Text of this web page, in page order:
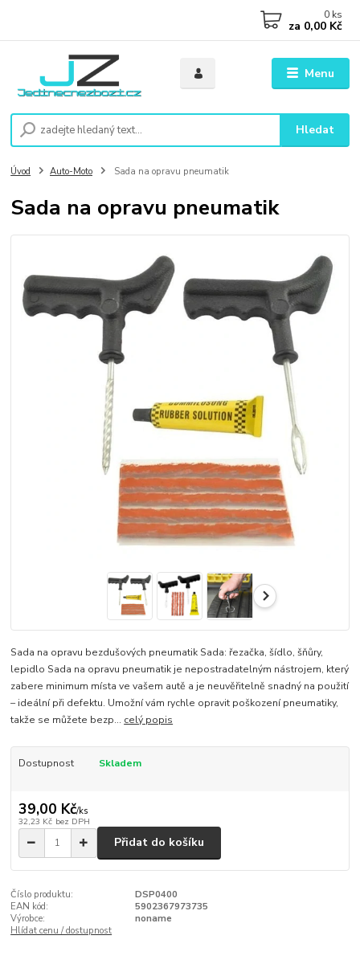
Menu
Hledat
0 ks
za 0,00 Kč
Úvod Auto-Moto Sada na opravu pneumatik
Sada na opravu pneumatik
Sada na opravu bezdušových pneumatik Sada: řezačka, šídlo, šňůry,
lepidlo Sada na opravu pneumatik je nepostradatelným nástrojem, který
zabere minimum místa ve vašem autě a je neuvěřitelně snadný na použití
– ideální při defektu. Umožní vám rychle opravit poškození pneumatiky,
takže se můžete bezp... celý popis
Dostupnost Skladem
39,00 Kč/ks
32,23 Kč bez DPH
Přidat do košíku
Číslo produktu:
DSP0400
EAN kód:
5902367973735
Výrobce:
noname
Hlídat cenu / dostupnost